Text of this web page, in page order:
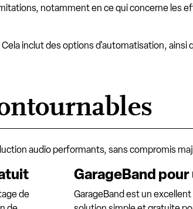
notamment en ce qui concerne les
inclut des options d'automatisation,
audio performants, sans compromis
de
GarageBand
GarageBand est un